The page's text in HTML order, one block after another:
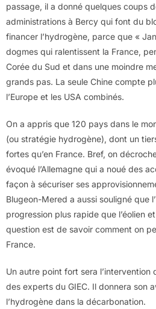
passage, il a donné quelques coups
administrations à Bercy qui font du
financer l’hydrogène, parce que «
dogmes qui ralentissent la France,
Corée du Sud et dans une moindre
grands pas. La seule Chine compte
l’Europe et les USA combinés.
On a appris que 120 pays dans le
(ou stratégie hydrogène), dont un
fortes qu’en France. Bref, on
évoqué l’Allemagne qui a noué des
façon à sécuriser ses
Blugeon-Mered a aussi souligné que
progression plus rapide que l’éolien
question est de savoir comment on
France.
Un autre point fort sera l’intervention
des experts du GIEC. Il donnera son
l’hydrogène dans la décarbonation.